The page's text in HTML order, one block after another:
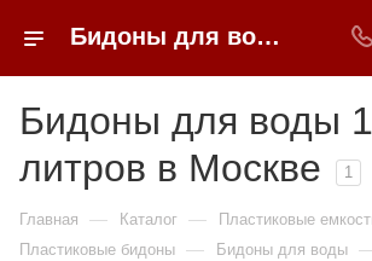
Бидоны для воды 10 литров недорого в Москве | 0FFER
Бидоны для воды
литров в Москве
1
Главная — Каталог — Пластиковые
Пластиковые бидоны — Бидоны для воды